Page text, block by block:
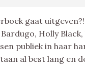
gaat
Holly
publiek in haar
al best lang en